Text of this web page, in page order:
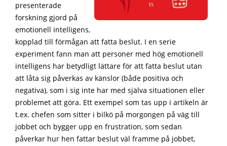
presenterade
forskning gjord på
emotionell intelligens,
kopplad till förmågan att fatta beslut. I en serie
experiment fann man att personer med hög emotionell
intelligens har betydligt lättare för att fatta beslut utan
att låta sig påverkas av känslor (både positiva och
negativa), som i sig inte har med själva situationen eller
problemet att göra. Ett exempel som tas upp i artikeln är
t.ex. chefen som sitter i bilkö på morgongen på väg till
jobbet och bygger upp en frustration, som sedan
påverkar hur hen fattar beslut väl framme på jobbet,